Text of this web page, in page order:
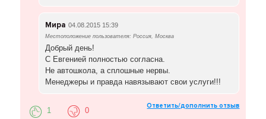
Мира 04.08.2015 15:39
Местоположение пользователя: Россия, Москва
Добрый день!
С Евгенией полностью согласна.
Не автошкола, а сплошные нервы.
Менеджеры и правда навязывают свои услуги!!!
Ответить/дополнить отзыв
1 0